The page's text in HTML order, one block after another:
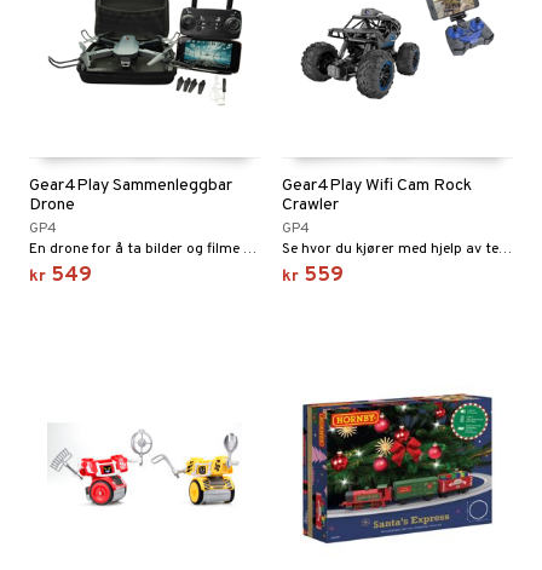
Gear4Play Sammenleggbar
Drone
GP4
En drone for å ta bilder og filme med.
kr 549
Gear4Play Wifi Cam Rock
Crawler
GP4
Se hvor du kjører med hjelp av telefonen din!
kr 559